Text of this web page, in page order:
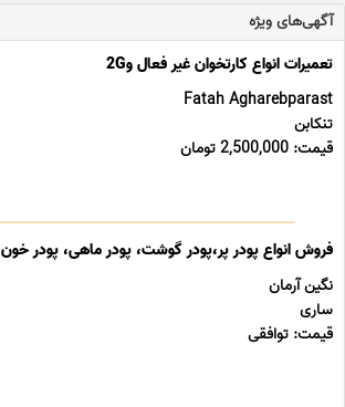
آگهی‌های ویژه
تعمیرات انواع کارتخوان غیر فعال و2G
Fatah Agharebparast
تنکابن
قیمت: 2,500,000 تومان
فروش انواع پودر پر،پودر گوشت، پودر ماهی، پودر خون
نگین آرمان
ساری
قیمت: توافقی